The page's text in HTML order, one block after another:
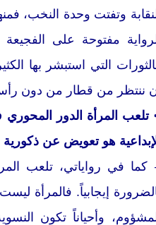
وتفتت وحدة النخب،
مفتوحة على
التي استبشر بها
ننتظر من قطار من دون
تلعب المرأة الدور المحوري
هو تعويض عن ذكورية
كما في رواياتي، تلعب
إيجابياً. فالمرأة
وأحياناً تكون